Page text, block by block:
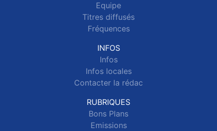
Equipe
Titres diffusés
Fréquences
INFOS
Infos
Infos locales
Contacter la rédac
RUBRIQUES
Bons Plans
Emissions